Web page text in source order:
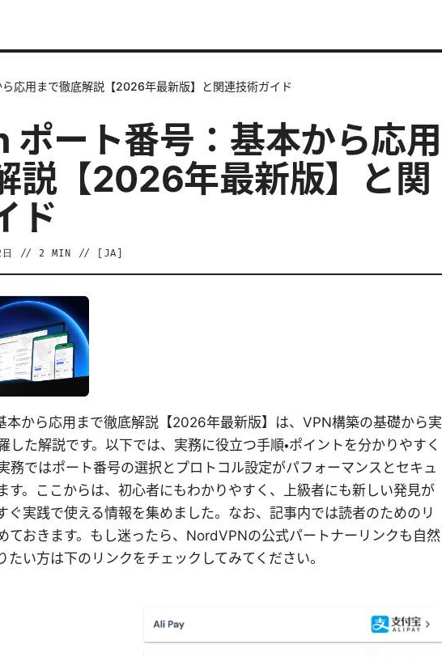
応用まで徹底解説【2026年最新版】と関連技術ガイド
ート番号：基本から応用
説【2026年最新版】と関
ド
// 2 MIN // [ JA
本から応用まで徹底解説【2026年最新版】は、VPN構築の基礎から実
した解説です。以下では、実務に役立つ手順・ポイントを分かりやすく
務ではポート番号の選択とプロトコル設定がパフォーマンスとセキュ
す。ここからは、初心者にもわかりやすく、上級者にも新しい発見が
ぐ実践で使える情報を集めました。なお、記事内では読者のためのリ
ておきます。もし迷ったら、NordVPNの公式パートナーリンクも自然
たい方は下のリンクをチェックしてみてください。